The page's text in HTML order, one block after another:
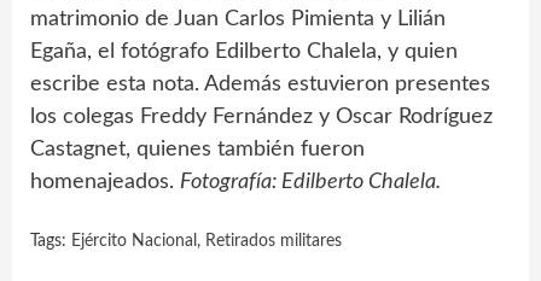
matrimonio de Juan Carlos Pimienta y Lilián
Egaña, el fotógrafo Edilberto Chalela, y quien
escribe esta nota. Además estuvieron presentes
los colegas Freddy Fernández y Oscar Rodríguez
Castagnet, quienes también fueron
homenajeados. Fotografía: Edilberto Chalela.
Tags: Ejército Nacional , Retirados militares